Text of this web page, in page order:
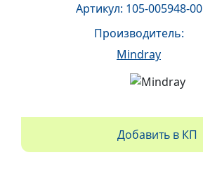
Артикул: 105-005948-00
Производитель:
Mindray
Добавить в КП